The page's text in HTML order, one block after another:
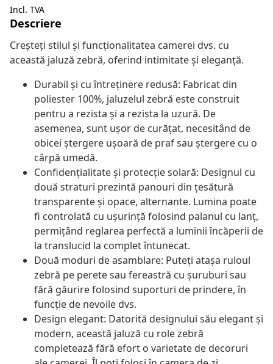
Incl. TVA
Descriere
Creșteți stilul și funcționalitatea camerei dvs. cu
această jaluză zebră, oferind intimitate și eleganță.
Durabil și cu întreținere redusă: Fabricat din
poliester 100%, jaluzelul zebră este construit
pentru a rezista și a rezista la uzură. De
asemenea, sunt ușor de curățat, necesitând de
obicei ștergere ușoară de praf sau ștergere cu o
cârpă umedă.
Confidențialitate și protecție solară: Designul cu
două straturi prezintă panouri din țesătură
transparente și opace, alternante. Lumina poate
fi controlată cu ușurință folosind palanul cu lanț,
permițând reglarea perfectă a luminii încăperii de
la translucid la complet întunecat.
Două moduri de asamblare: Puteți atașa ruloul
zebră pe perete sau fereastră cu șuruburi sau
fără găurire folosind suporturi de prindere, în
funcție de nevoile dvs.
Design elegant: Datorită designului său elegant și
modern, această jaluză cu role zebră
completează fără efort o varietate de decoruri